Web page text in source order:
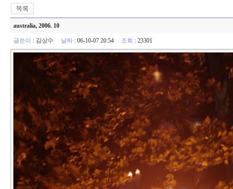
australia, 2006. 10
글쓴이 : 김상수 날짜: 06-10-07 20:54 조회 : 23301